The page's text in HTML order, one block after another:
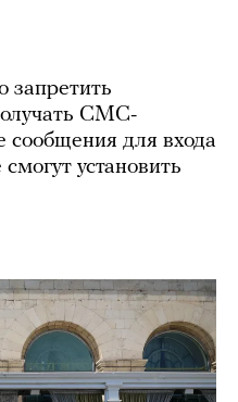
СМС-
для входа
установить